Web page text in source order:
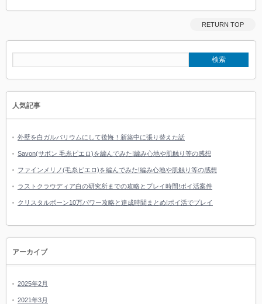
RETURN TOP
人気記事
外壁を白ガルバリウムにして後悔！新築中に張り替えた話
Savon(サボン 毛糸ピエロ)を編んでみた!編み心地や肌触り等の感想
ファインメリノ(毛糸ピエロ)を編んでみた!編み心地や肌触り等の感想
ラストクラウディア白の研究所までの攻略とプレイ時間!ポイ活案件
クリスタルボーン10万パワー攻略と達成時間まとめ!ポイ活でプレイ
アーカイブ
2025年2月
2021年3月